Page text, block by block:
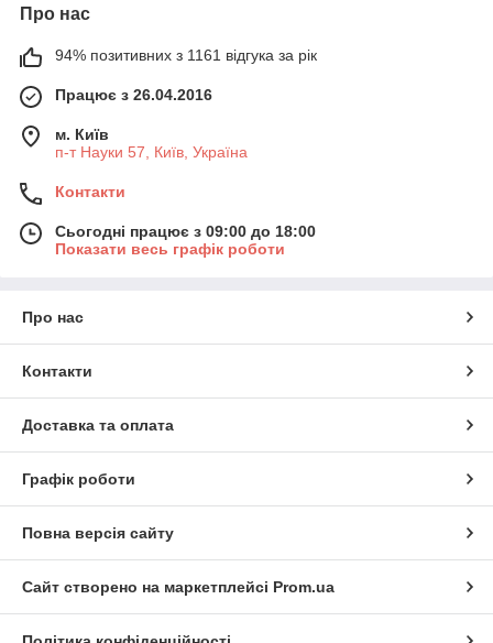
Про нас
94% позитивних з 1161 відгука за рік
Працює з 26.04.2016
м. Київ
п-т Науки 57, Київ, Україна
Контакти
Сьогодні працює з 09:00 до 18:00
Показати весь графік роботи
Про нас
Контакти
Доставка та оплата
Графік роботи
Повна версія сайту
Сайт створено на маркетплейсі Prom.ua